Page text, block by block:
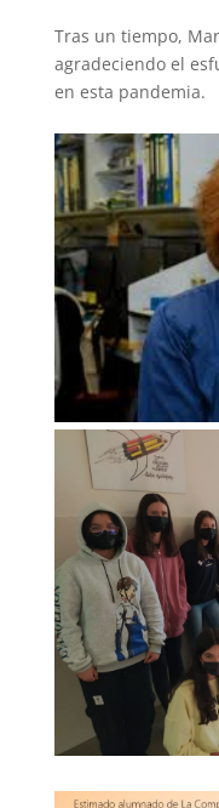
Tras un tiempo,
agradeciendo el
en esta pandemia.